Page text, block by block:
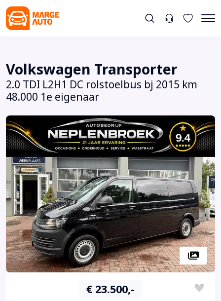
Volkswagen Transporter
2.0 TDI L2H1 DC rolstoelbus bj 2015 km
48.000 1e eigenaar
€ 23.500,-